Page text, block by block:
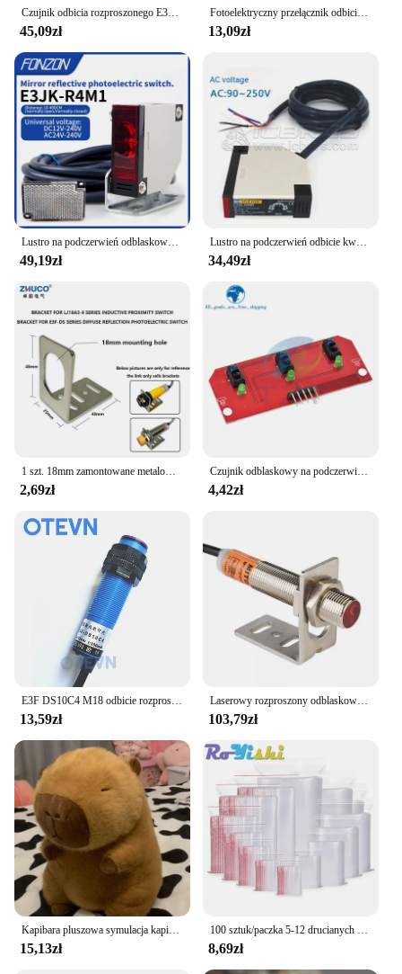
Czujnik odbicia rozproszonego E3JK-DS30M1 Odległość wykrywania 30 cm Przełącznik fotoelektryczny Dc12-24V/Ac90-250V/24/12-240V Czujnik podczerwieni
45,09zł
Fotoelektryczny przełącznik odbicia lustrzanego E3F-R2 seria czujnik odbicia regresji lustra na podczerwień z reflektorem NPN PNP NO NC
13,09zł
Lustro na podczerwień odblaskowy czujnik fotoelektryczny E3JK-R4M1 4M odległość wykrywania przełącznik zbliżeniowy DC12-24V/AC90-250V/ACDC ogólne
49,19zł
Lustro na podczerwień odbicie kwadratowe czujnik fotoelektryczny E3JK-R4M2 12V 24V 220V
34,49zł
2,69zł
Czujnik odblaskowy na podczerwień TCRT5000 3-kierunkowe śledzenie/moduł śledzenia linia patrolowa unikania przeszkód moduł czujnika robota samochodowego
4,42zł
13,59zł
Laserowy rozproszony odblaskowy przełącznik fotoelektryczny J12-D15NK J18-D15NK wykrywający czujnik światła widzialnego NPN PNP NO NC gwint M12 M18
103,79zł
15,13zł 8,69zł